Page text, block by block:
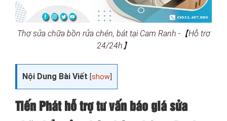
Thợ sửa chữa bồn rửa chén, bát tại Cam Ranh -【Hỗ trợ
24/24h】
Nội Dung Bài Viết [show
Tiến Phát hỗ trợ tư vấn báo giá sửa